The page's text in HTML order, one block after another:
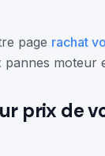
page rachat
pannes moteur
prix de